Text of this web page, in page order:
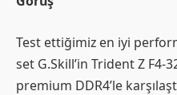
Test ettiğimiz en iyi
set G.Skill’in Trident Z F4-
premium DDR4’le